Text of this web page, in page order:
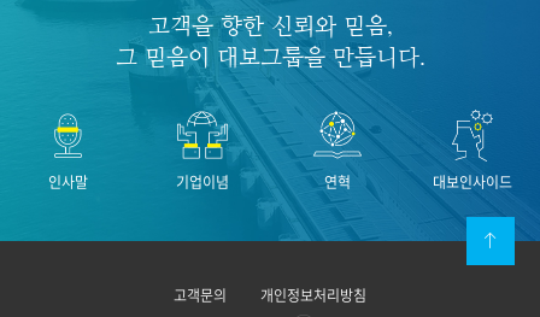
고객을 향한 신뢰와 믿음,
그 믿음이 대보그룹을 만듭니다.
인사말 기업이념 연혁 대보인사이드
고객문의
개인정보처리방침